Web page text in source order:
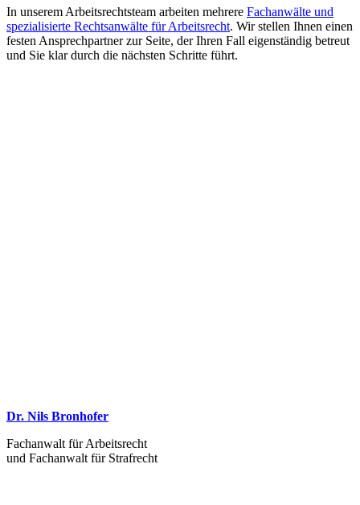
In unserem Arbeitsrechtsteam arbeiten mehrere Fachanwälte und
spezialisierte Rechtsanwälte für Arbeitsrecht. Wir stellen Ihnen einen
festen Ansprechpartner zur Seite, der Ihren Fall eigenständig betreut
und Sie klar durch die nächsten Schritte führt.
Dr. Nils Bronhofer
Fachanwalt für Arbeitsrecht
und Fachanwalt für Strafrecht